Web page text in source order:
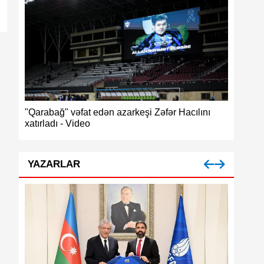
"Qarabağ" vəfat edən azarkeşi Zəfər Hacılını
xatırladı - Video
YAZARLAR